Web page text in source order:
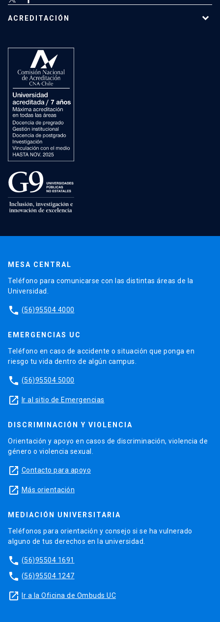
ACREDITACIÓN
MESA CENTRAL
Teléfono para comunicarse con las distintas áreas de la
Universidad.
phone (56)95504 4000
EMERGENCIAS UC
Teléfono en caso de accidente o situación que ponga en
riesgo tu vida dentro de algún campus.
phone (56)95504 5000
launch Ir al sitio de Emergencias
DISCRIMINACIÓN Y VIOLENCIA
Orientación y apoyo en casos de discriminación, violencia de
género o violencia sexual.
launch Contacto para apoyo
launch Más orientación
MEDIACIÓN UNIVERSITARIA
Teléfonos para orientación y consejo si se ha vulnerado
alguno de tus derechos en la universidad.
phone (56)95504 1691
phone (56)95504 1247
launch Ir a la Oficina de Ombuds UC